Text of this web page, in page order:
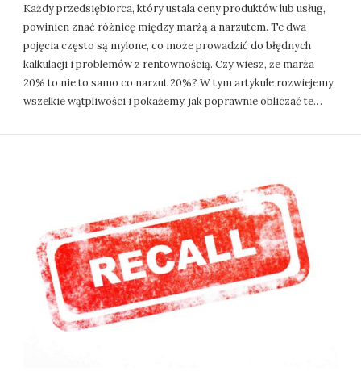
Każdy przedsiębiorca, który ustala ceny produktów lub usług,
powinien znać różnicę między marżą a narzutem. Te dwa
pojęcia często są mylone, co może prowadzić do błędnych
kalkulacji i problemów z rentownością. Czy wiesz, że marża
20% to nie to samo co narzut 20%? W tym artykule rozwiejemy
wszelkie wątpliwości i pokażemy, jak poprawnie obliczać te…